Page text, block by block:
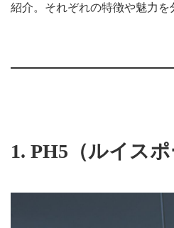
紹介。それぞれの特徴や魅力を
1. PH5（ルイスポ